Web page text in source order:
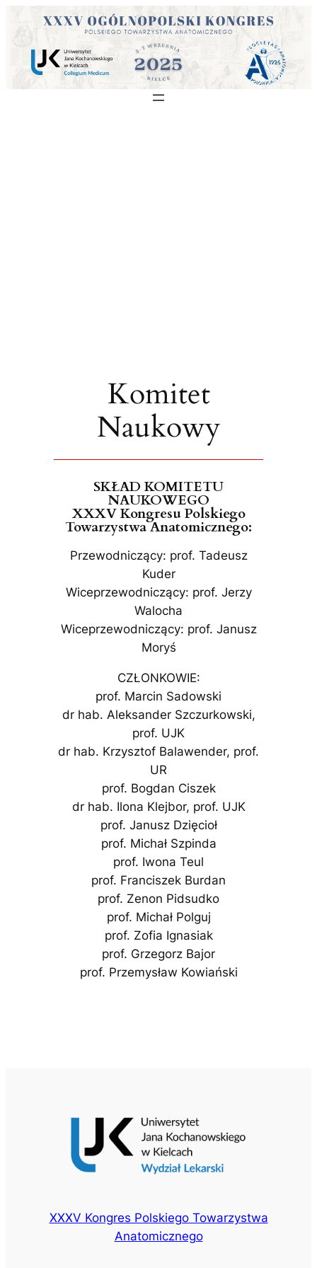
Komitet
Naukowy
SKŁAD KOMITETU
NAUKOWEGO
XXXV Kongresu Polskiego
Towarzystwa Anatomicznego:
Przewodniczący: prof. Tadeusz
Kuder
Wiceprzewodniczący: prof. Jerzy
Walocha
Wiceprzewodniczący: prof. Janusz
Moryś
CZŁONKOWIE:
prof. Marcin Sadowski
dr hab. Aleksander Szczurkowski,
prof. UJK
dr hab. Krzysztof Balawender, prof.
UR
prof. Bogdan Ciszek
dr hab. Ilona Klejbor, prof. UJK
prof. Janusz Dzięcioł
prof. Michał Szpinda
prof. Iwona Teul
prof. Franciszek Burdan
prof. Zenon Pidsudko
prof. Michał Polguj
prof. Zofia Ignasiak
prof. Grzegorz Bajor
prof. Przemysław Kowiański
XXXV Kongres Polskiego Towarzystwa
Anatomicznego